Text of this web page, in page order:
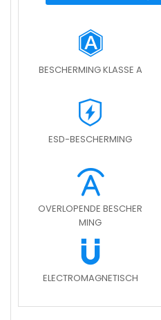
BESCHERMING KLASSE A
ESD-BESCHERMING
OVERLOPENDE BESCHER
MING
ELECTROMAGNETISCH